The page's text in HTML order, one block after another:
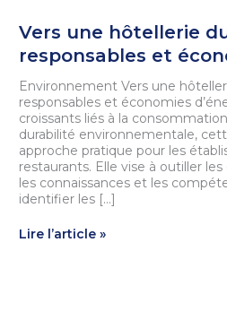
Vers une hôtellerie durable : Pratiques
responsables et
Environnement Vers une
responsables et économies
croissants liés à la
durabilité environnementale,
approche pratique pour les
restaurants. Elle vise à outiller
les connaissances et les
identifier les […]
Vers
Lire l’article »